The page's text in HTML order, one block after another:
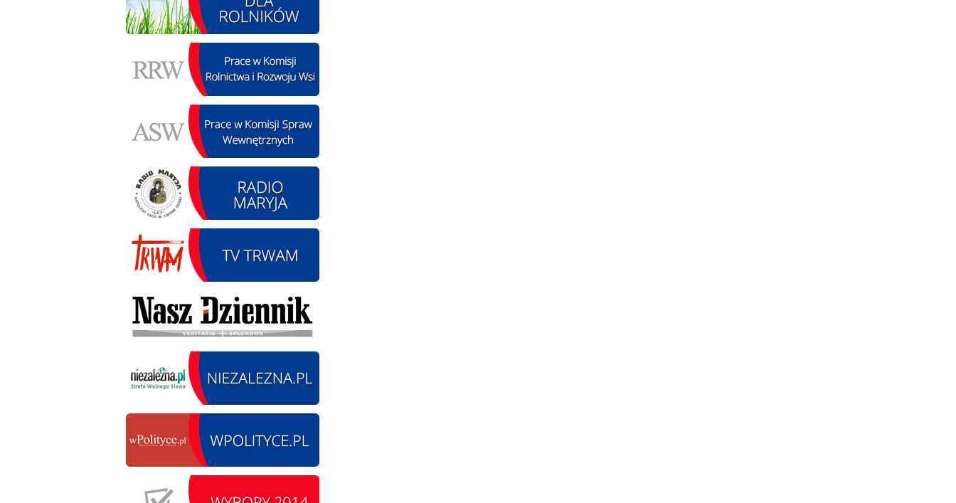
SIERPIEŃ
09
09.08.2026 r. -
Jubileusz OSP. Żerniki
czytaj więcej
SIERPIEŃ
12
12.08.2026 r. -
Oddanie drogi.
Kiełbasy
czytaj więcej
SIERPIEŃ
14
Kiernozkiego Dzika.
czytaj więcej
15
Wojska Polskiego.
Łódź
czytaj więcej
15.08.2026